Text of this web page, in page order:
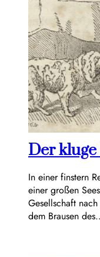
Der
In einer finstern
einer großen
Gesellschaft
dem Brausen